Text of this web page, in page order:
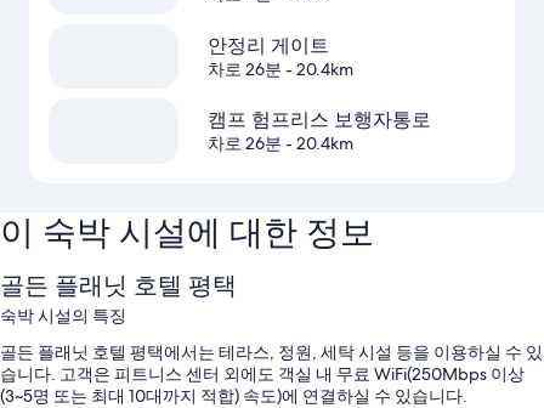
안정리 게이트
차로 26분 - 20.4km
캠프 험프리스 보행자통로
차로 26분 - 20.4km
이 숙박 시설에 대한 정보
골든 플래닛 호텔 평택
숙박 시설의 특징
골든 플래닛 호텔 평택에서는 테라스, 정원, 세탁 시설 등을 이용하실 수 있
습니다. 고객은 피트니스 센터 외에도 객실 내 무료 WiFi(250Mbps 이상
(3~5명 또는 최대 10대까지 적합) 속도)에 연결하실 수 있습니다.